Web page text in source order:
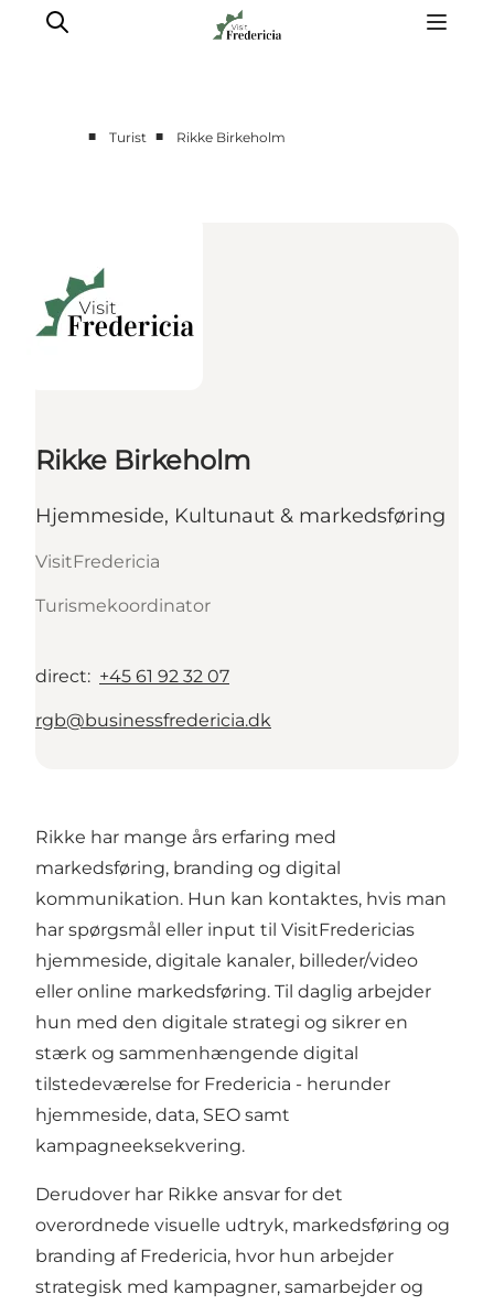
Overnatning
Planlæg din tur
Book guidet tur
■ Turist ■ Rikke Birkeholm
Rikke Birkeholm
Hjemmeside, Kultunaut & markedsføring
VisitFredericia
Turismekoordinator
direct: +45 61 92 32 07
rgb@businessfredericia.dk
Rikke har mange års erfaring med
markedsføring, branding og digital
kommunikation. Hun kan kontaktes, hvis man
har spørgsmål eller input til VisitFredericias
hjemmeside, digitale kanaler, billeder/video
eller online markedsføring. Til daglig arbejder
hun med den digitale strategi og sikrer en
stærk og sammenhængende digital
tilstedeværelse for Fredericia - herunder
hjemmeside, data, SEO samt
kampagneeksekvering.
Derudover har Rikke ansvar for det
overordnede visuelle udtryk, markedsføring og
branding af Fredericia, hvor hun arbejder
strategisk med kampagner, samarbejder og